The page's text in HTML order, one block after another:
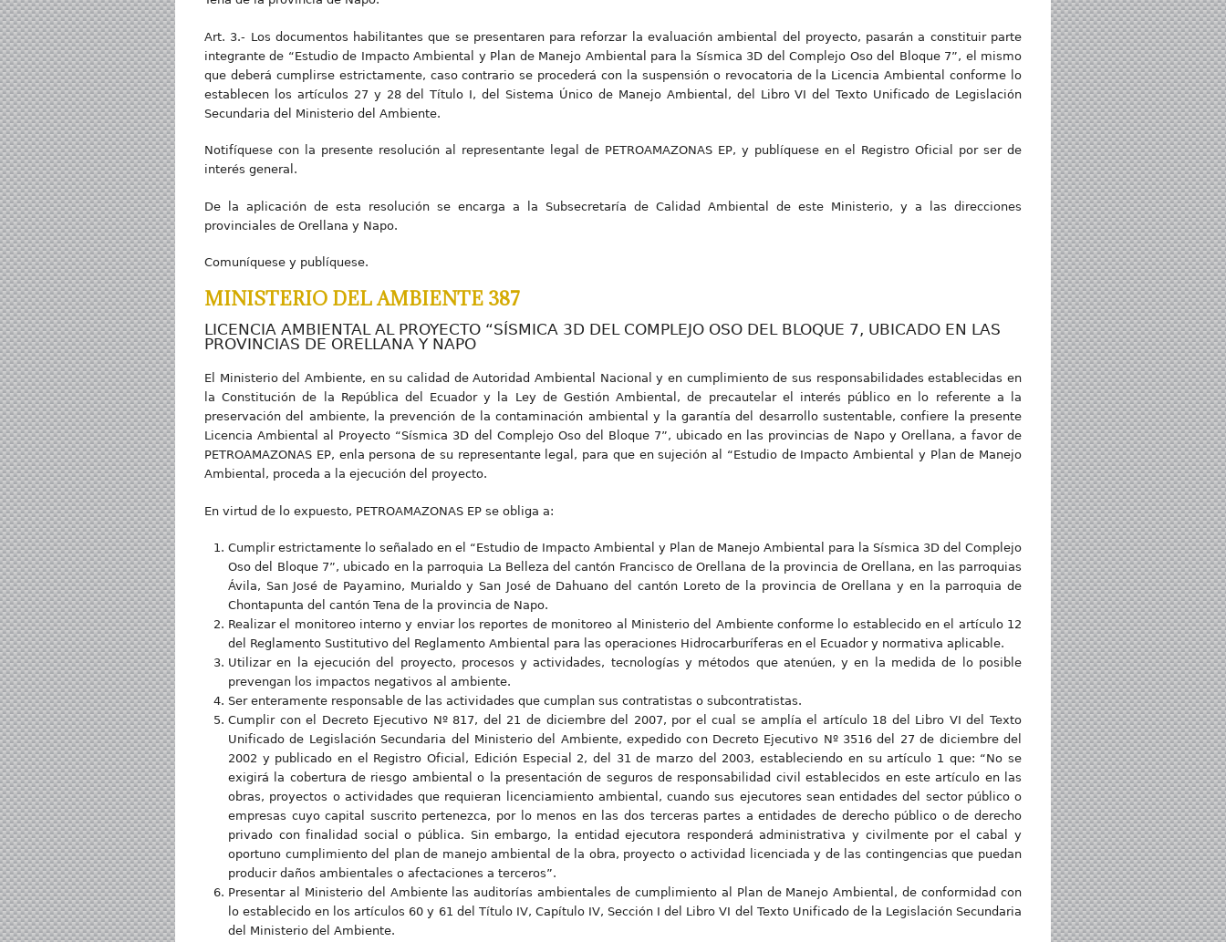
Art. 3.- Los documentos habilitantes que se presentaren para reforzar la evaluación ambiental del proyecto, pasarán a constituir parte
integrante de “Estudio de Impacto Ambiental y Plan de Manejo Ambiental para la Sísmica 3D del Complejo Oso del Bloque 7”, el mismo
que deberá cumplirse estrictamente, caso contrario se procederá con la suspensión o revocatoria de la Licencia Ambiental conforme lo
establecen los artículos 27 y 28 del Título I, del Sistema Único de Manejo Ambiental, del Libro VI del Texto Unificado de Legislación
Secundaria del Ministerio del Ambiente.
Notifíquese con la presente resolución al representante legal de PETROAMAZONAS EP, y publíquese en el Registro Oficial por ser de
interés general.
De la aplicación de esta resolución se encarga a la Subsecretaría de Calidad Ambiental de este Ministerio, y a las direcciones
provinciales de Orellana y Napo.
Comuníquese y publíquese.
MINISTERIO DEL AMBIENTE 387
LICENCIA AMBIENTAL AL PROYECTO “SÍSMICA 3D DEL COMPLEJO OSO DEL BLOQUE 7, UBICADO EN LAS
PROVINCIAS DE ORELLANA Y NAPO
El Ministerio del Ambiente, en su calidad de Autoridad Ambiental Nacional y en cumplimiento de sus responsabilidades establecidas en
la Constitución de la República del Ecuador y la Ley de Gestión Ambiental, de precautelar el interés público en lo referente a la
preservación del ambiente, la prevención de la contaminación ambiental y la garantía del desarrollo sustentable, confiere la presente
Licencia Ambiental al Proyecto “Sísmica 3D del Complejo Oso del Bloque 7”, ubicado en las provincias de Napo y Orellana, a favor de
PETROAMAZONAS EP, enla persona de su representante legal, para que en sujeción al “Estudio de Impacto Ambiental y Plan de Manejo
Ambiental, proceda a la ejecución del proyecto.
En virtud de lo expuesto, PETROAMAZONAS EP se obliga a:
Cumplir estrictamente lo señalado en el “Estudio de Impacto Ambiental y Plan de Manejo Ambiental para la Sísmica 3D del Complejo
Oso del Bloque 7”, ubicado en la parroquia La Belleza del cantón Francisco de Orellana de la provincia de Orellana, en las parroquias
Ávila, San José de Payamino, Murialdo y San José de Dahuano del cantón Loreto de la provincia de Orellana y en la parroquia de
Chontapunta del cantón Tena de la provincia de Napo.
Realizar el monitoreo interno y enviar los reportes de monitoreo al Ministerio del Ambiente conforme lo establecido en el artículo 12
del Reglamento Sustitutivo del Reglamento Ambiental para las operaciones Hidrocarburíferas en el Ecuador y normativa aplicable.
Utilizar en la ejecución del proyecto, procesos y actividades, tecnologías y métodos que atenúen, y en la medida de lo posible
prevengan los impactos negativos al ambiente.
Ser enteramente responsable de las actividades que cumplan sus contratistas o subcontratistas.
Cumplir con el Decreto Ejecutivo Nº 817, del 21 de diciembre del 2007, por el cual se amplía el artículo 18 del Libro VI del Texto
Unificado de Legislación Secundaria del Ministerio del Ambiente, expedido con Decreto Ejecutivo Nº 3516 del 27 de diciembre del
2002 y publicado en el Registro Oficial, Edición Especial 2, del 31 de marzo del 2003, estableciendo en su artículo 1 que: “No se
exigirá la cobertura de riesgo ambiental o la presentación de seguros de responsabilidad civil establecidos en este artículo en las
obras, proyectos o actividades que requieran licenciamiento ambiental, cuando sus ejecutores sean entidades del sector público o
empresas cuyo capital suscrito pertenezca, por lo menos en las dos terceras partes a entidades de derecho público o de derecho
privado con finalidad social o pública. Sin embargo, la entidad ejecutora responderá administrativa y civilmente por el cabal y
oportuno cumplimiento del plan de manejo ambiental de la obra, proyecto o actividad licenciada y de las contingencias que puedan
producir daños ambientales o afectaciones a terceros”.
Presentar al Ministerio del Ambiente las auditorías ambientales de cumplimiento al Plan de Manejo Ambiental, de conformidad con
lo establecido en los artículos 60 y 61 del Título IV, Capítulo IV, Sección I del Libro VI del Texto Unificado de la Legislación Secundaria
del Ministerio del Ambiente.